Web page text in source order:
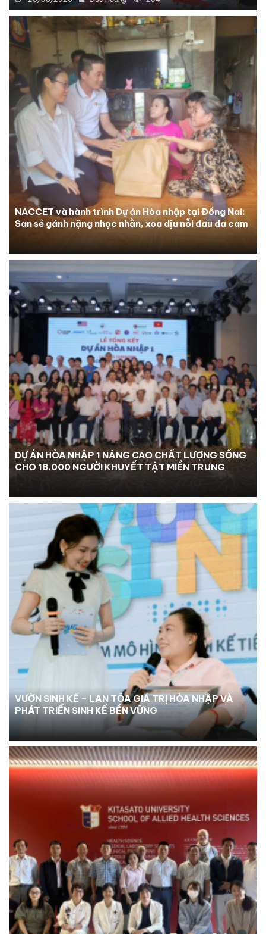
NACCET và hành trình Dự án Hòa nhập tại Đồng Nai:
San sẻ gánh nặng nhọc nhằn, xoa dịu nỗi đau da cam
DỰ ÁN HÒA NHẬP 1 NÂNG CAO CHẤT LƯỢNG SỐNG
CHO 18.000 NGƯỜI KHUYẾT TẬT MIỀN TRUNG
VƯỜN SINH KẾ – LAN TỎA GIÁ TRỊ HÒA NHẬP VÀ
PHÁT TRIỂN SINH KẾ BỀN VỮNG